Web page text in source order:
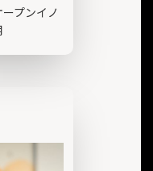
プンイノ